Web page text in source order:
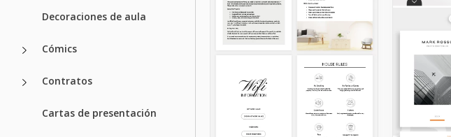
Decoraciones de aula
Cómics
Contratos
Cartas de presentación